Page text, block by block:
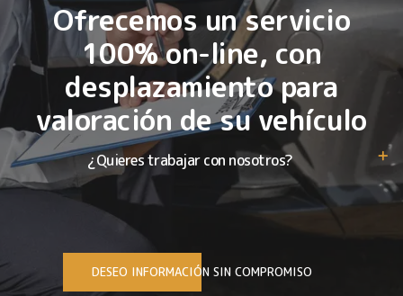
Ofrecemos un servicio
100% on-line, con
desplazamiento para
valoración de su vehículo
¿Quieres trabajar con nosotros?
DESEO INFORMACIÓN SIN COMPROMISO